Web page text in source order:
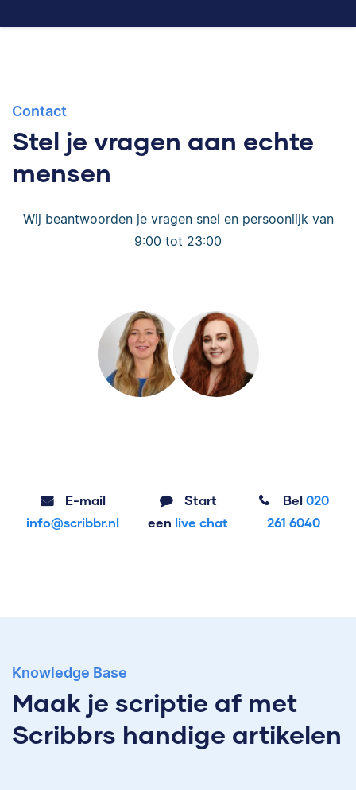
Contact
Stel je vragen aan echte
mensen
Wij beantwoorden je vragen snel en persoonlijk van
9:00 tot 23:00
E-mail
info@scribbr.nl
Start
een live chat
Bel020
261 6040
Knowledge Base
Maak je scriptie af met
Scribbrs handige artikelen